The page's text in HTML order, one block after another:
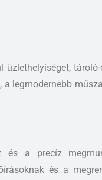
legmodernebb
és a precíz
és a